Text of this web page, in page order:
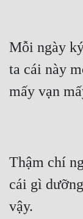
Mỗi ngày
ta cái này
mấy vạn
Thậm chí
cái gì
vậy.